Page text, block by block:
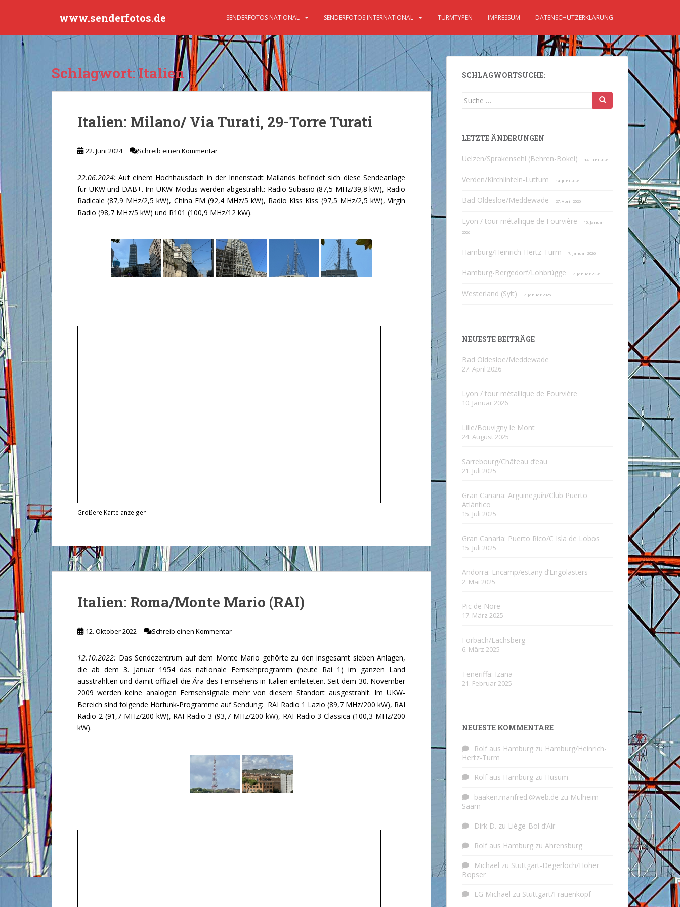
t
www.senderfotos.de SENDERFOTOS NATIONAL SENDERFOTOS INTERNATIONAL TURMTYPEN IMPRESSUM DATENSCHUTZERKLÄRUNG
Schlagwort:Italien
Italien: Milano/ Via Turati, 29-Torre Turati
22. Juni 2024 Schreib einen Kommentar
22.06.2024: Auf einem Hochhausdach in der Innenstadt Mailands befindet sich diese Sendeanlage
für UKW und DAB+. Im UKW-Modus werden abgestrahlt: Radio Subasio (87,5 MHz/39,8 kW), Radio
Radicale (87,9 MHz/2,5 kW), China FM (92,4 MHz/5 kW), Radio Kiss Kiss (97,5 MHz/2,5 kW), Virgin
Radio (98,7 MHz/5 kW) und R101 (100,9 MHz/12 kW).
Größere Karte anzeigen
Italien: Roma/Monte Mario (RAI)
12. Oktober 2022 Schreib einen Kommentar
12.10.2022: Das Sendezentrum auf dem Monte Mario gehörte zu den insgesamt sieben Anlagen,
die ab dem 3. Januar 1954 das nationale Fernsehprogramm (heute Rai 1) im ganzen Land
ausstrahlten und damit offiziell die Ära des Fernsehens in Italien einleiteten. Seit dem 30. November
2009 werden keine analogen Fernsehsignale mehr von diesem Standort ausgestrahlt. Im UKW-
Bereich sind folgende Hörfunk-Programme auf Sendung: RAI Radio 1 Lazio (89,7 MHz/200 kW), RAI
Radio 2 (91,7 MHz/200 kW), RAI Radio 3 (93,7 MHz/200 kW), RAI Radio 3 Classica (100,3 MHz/200
kW).
SCHLAGWORTSUCHE:
Suche
LETZTE ÄNDERUNGEN
Uelzen/Sprakensehl (Behren-Bokel) 14. Juni 2026
Verden/Kirchlinteln-Luttum 14. Juni 2026
Bad Oldesloe/Meddewade 27. April 2026
Lyon / tour métallique de Fourvière
10. Januar
2026
Hamburg/Heinrich-Hertz-Turm 7. Januar 2026
Hamburg-Bergedorf/Lohbrügge 7. Januar 2026
Westerland (Sylt) 7. Januar 2026
NEUESTE BEITRÄGE
Bad Oldesloe/Meddewade
27. April 2026
Lyon / tour métallique de Fourvière
10. Januar 2026
Lille/Bouvigny le Mont
24. August 2025
Sarrebourg/Château d’eau
21. Juli 2025
Gran Canaria: Arguineguín/Club Puerto
Atlántico
15. Juli 2025
Gran Canaria: Puerto Rico/C Isla de Lobos
15. Juli 2025
Andorra: Encamp/estany d’Engolasters
2. Mai 2025
Pic de Nore
17. März 2025
Forbach/Lachsberg
6. März 2025
Teneriffa: Izaña
21. Februar 2025
NEUESTE KOMMENTARE
Rolf aus Hamburg zu Hamburg/Heinrich-
Hertz-Turm
Rolf aus Hamburg zu Husum
baaken.manfred.@web.de zu Mülheim-
Saarn
Dirk D. zu Liège-Bol d’Air
Rolf aus Hamburg zu Ahrensburg
Michael zu Stuttgart-Degerloch/Hoher
Bopser
LG Michael zu Stuttgart/Frauenkopf